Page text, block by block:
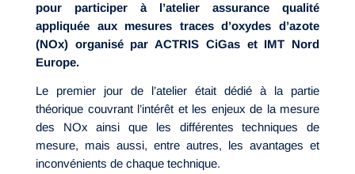
pour participer à l’atelier assurance qualité
appliquée aux mesures traces d’oxydes d’azote
(NOx) organisé par ACTRIS CiGas et IMT Nord
Europe.
Le premier jour de l’atelier était dédié à la partie
théorique couvrant l’intérêt et les enjeux de la mesure
des NOx ainsi que les différentes techniques de
mesure, mais aussi, entre autres, les avantages et
inconvénients de chaque technique.